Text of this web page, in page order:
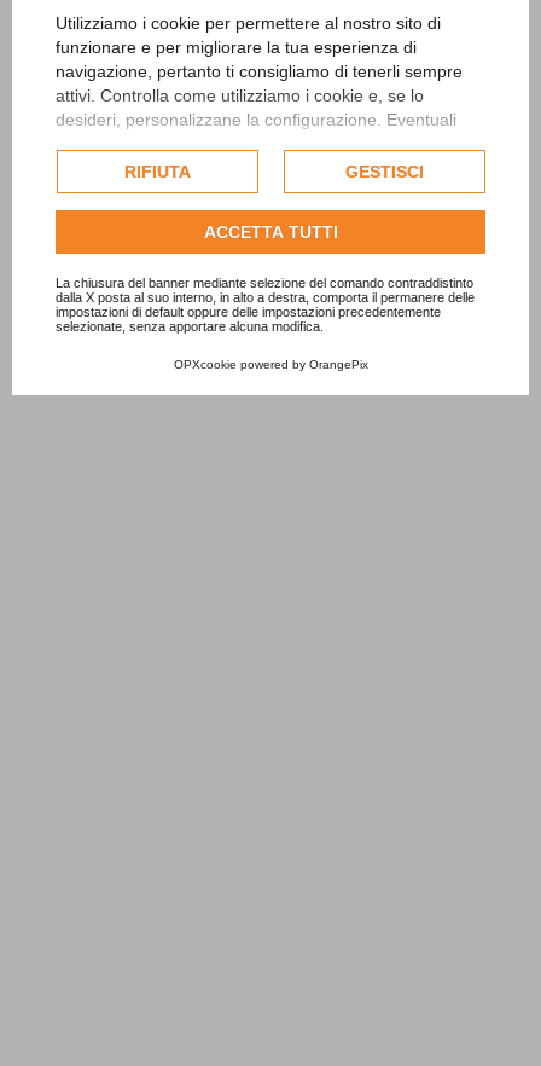
Utilizziamo i cookie per permettere al nostro sito di
funzionare e per migliorare la tua esperienza di
navigazione, pertanto ti consigliamo di tenerli sempre
attivi. Controlla come utilizziamo i cookie e, se lo
desideri, personalizzane la configurazione. Eventuali
esclusivamente previa acquisizione del consenso
dell'utente.
Consulta l'informativa cookie completa.
RIFIUTA GESTISCI
ACCETTA TUTTI
La chiusura del banner mediante selezione del comando contraddistinto
dalla X posta al suo interno, in alto a destra, comporta il permanere delle
impostazioni di default oppure delle impostazioni precedentemente
selezionate, senza apportare alcuna modifica.
OPXcookie powered by OrangePix